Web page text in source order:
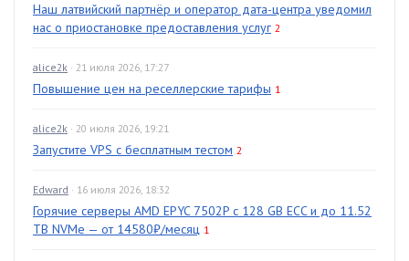
Наш латвийский партнёр и оператор дата-центра уведомил
нас о приостановке предоставления услуг 2
alice2k · 21 июля 2026, 17:27
Повышение цен на реселлерские тарифы 1
alice2k · 20 июля 2026, 19:21
Запустите VPS с бесплатным тестом 2
Edward · 16 июля 2026, 18:32
Горячие серверы AMD EPYC 7502P с 128 GB ECC и до 11.52
TB NVMe — от 14580₽/месяц 1